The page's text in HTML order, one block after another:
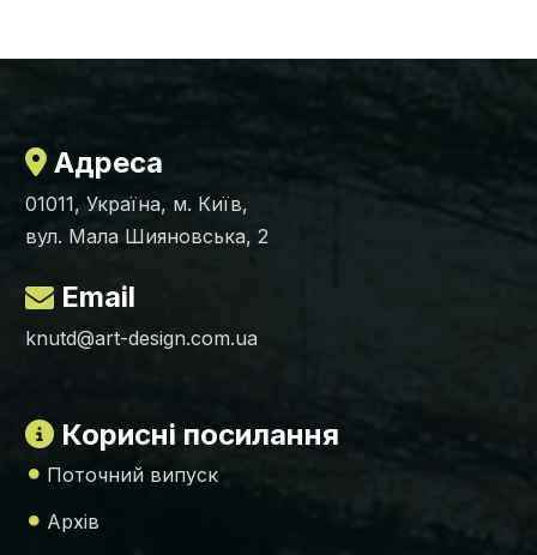
Адреса
01011, Україна, м. Київ,
вул. Мала Шияновська, 2
Email
knutd@art-design.com.ua
Корисні посилання
Поточний випуск
Архів